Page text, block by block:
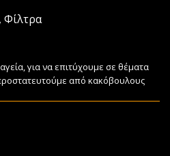
Φίλτρα
για να επιτύχουμε σε θέματα
από κακόβουλους